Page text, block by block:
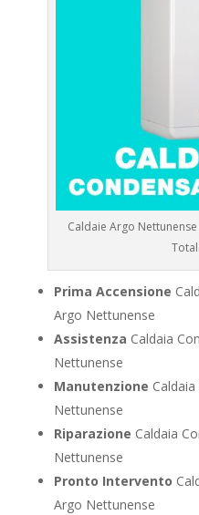
Caldaie Argo
Prima Accensione
Argo Nettunense
Assistenza Caldaia
Nettunense
Manutenzione
Nettunense
Riparazione Caldaia
Nettunense
Pronto Intervento
Argo Nettunense